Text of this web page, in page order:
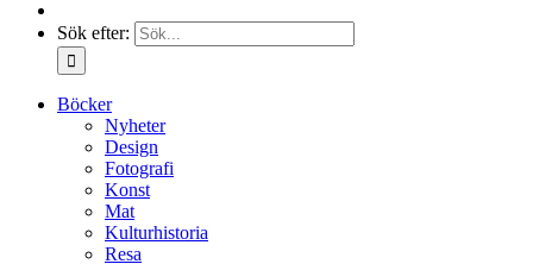
Sök efter:
Böcker
Nyheter
Design
Fotografi
Konst
Mat
Kulturhistoria
Resa